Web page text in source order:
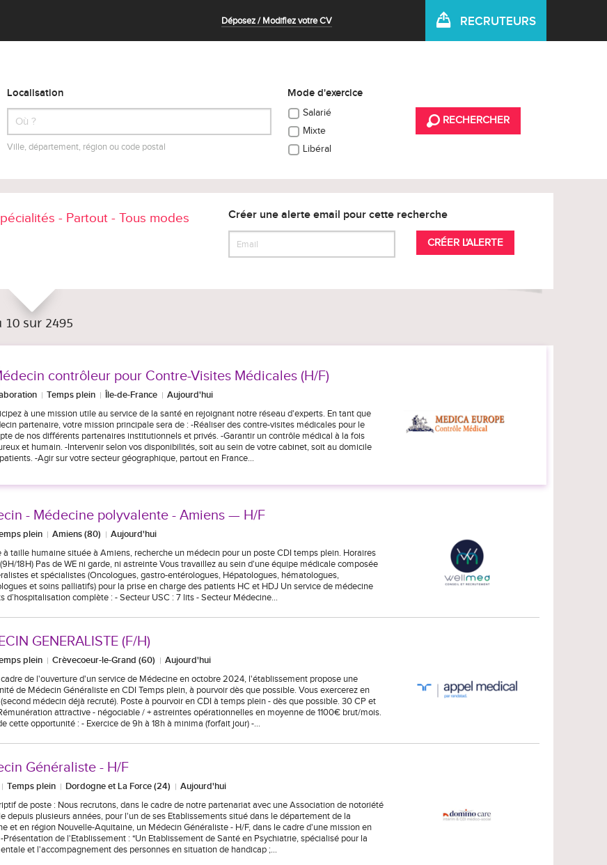
Déposez / Modifiez votre CV RECRUTEURS
Localisation
Ville, département, région ou code postal
Mode d'exercice
Salarié
Mixte
Libéral
RECHERCHER
- Partout - Tous modes
Créer une alerte email pour cette recherche
CRÉER L'ALERTE
10 sur 2495
contrôleur pour Contre-Visites Médicales (H/F)
Temps plein Île-de-France
Aujourd'hui
à une mission utile au service de la santé en rejoignant notre réseau d'experts. En tant que
partenaire, votre mission principale sera de : -Réaliser des contre-visites médicales pour le
de nos différents partenaires institutionnels et privés. -Garantir un contrôle médical à la fois
et humain. -Intervenir selon vos disponibilités, soit au sein de votre cabinet, soit au domicile
-Agir sur votre secteur géographique, partout en France…
- Médecine polyvalente - Amiens — H/F
plein Amiens (80)
Aujourd'hui
à taille humaine située à Amiens, recherche un médecin pour un poste CDI temps plein. Horaires
18H) Pas de WE ni garde, ni astreinte Vous travaillez au sein d'une équipe médicale composée
et spécialistes (Oncologues, gastro-entérologues, Hépatologues, hématologues,
et soins palliatifs) pour la prise en charge des patients HC et HDJ Un service de médecine
d’hospitalisation complète : - Secteur USC : 7 lits - Secteur Médecine…
GENERALISTE (F/H)
plein Crèvecoeur-le-Grand (60)
Aujourd'hui
de l'ouverture d'un service de Médecine en octobre 2024, l'établissement propose une
de Médecin Généraliste en CDI Temps plein, à pourvoir dès que possible. Vous exercerez en
médecin déjà recruté). Poste à pourvoir en CDI à temps plein - dès que possible. 30 CP et
attractive - négociable / + astreintes opérationnelles en moyenne de 1100€ brut/mois.
cette opportunité : - Exercice de 9h à 18h à minima (forfait jour) -…
Généraliste - H/F
Temps plein Dordogne et La Force (24)
Aujourd'hui
de poste : Nous recrutons, dans le cadre de notre partenariat avec une Association de notoriété
depuis plusieurs années, pour l'un de ses Etablissements situé dans le département de la
et en région Nouvelle-Aquitaine, un Médecin Généraliste - H/F, dans le cadre d'une mission en
Présentation de l'Etablissement : *Un Etablissement de Santé en Psychiatrie, spécialisé pour la
et l'accompagnement des personnes en situation de handicap ;…